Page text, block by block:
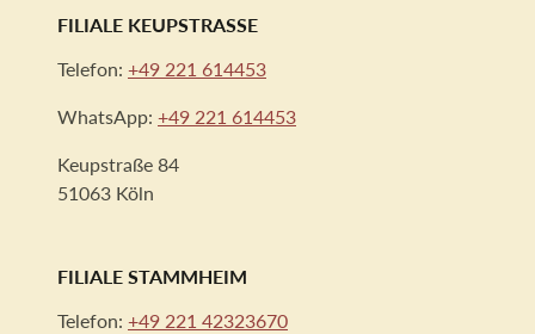
FILIALE KEUPSTRASSE
Telefon: +49 221 614453
WhatsApp: +49 221 614453
Keupstraße 84
51063 Köln
FILIALE STAMMHEIM
Telefon: +49 221 42323670